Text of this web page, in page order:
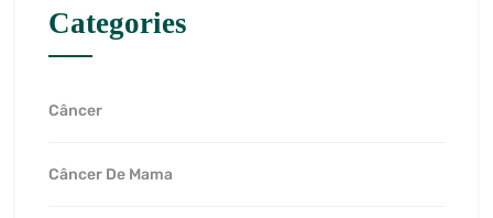
Categories
Câncer
Câncer De Mama